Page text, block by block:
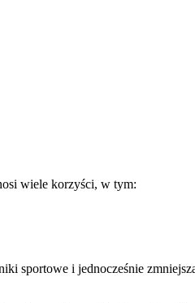
wiele korzyści, w tym:
sportowe i jednocześnie